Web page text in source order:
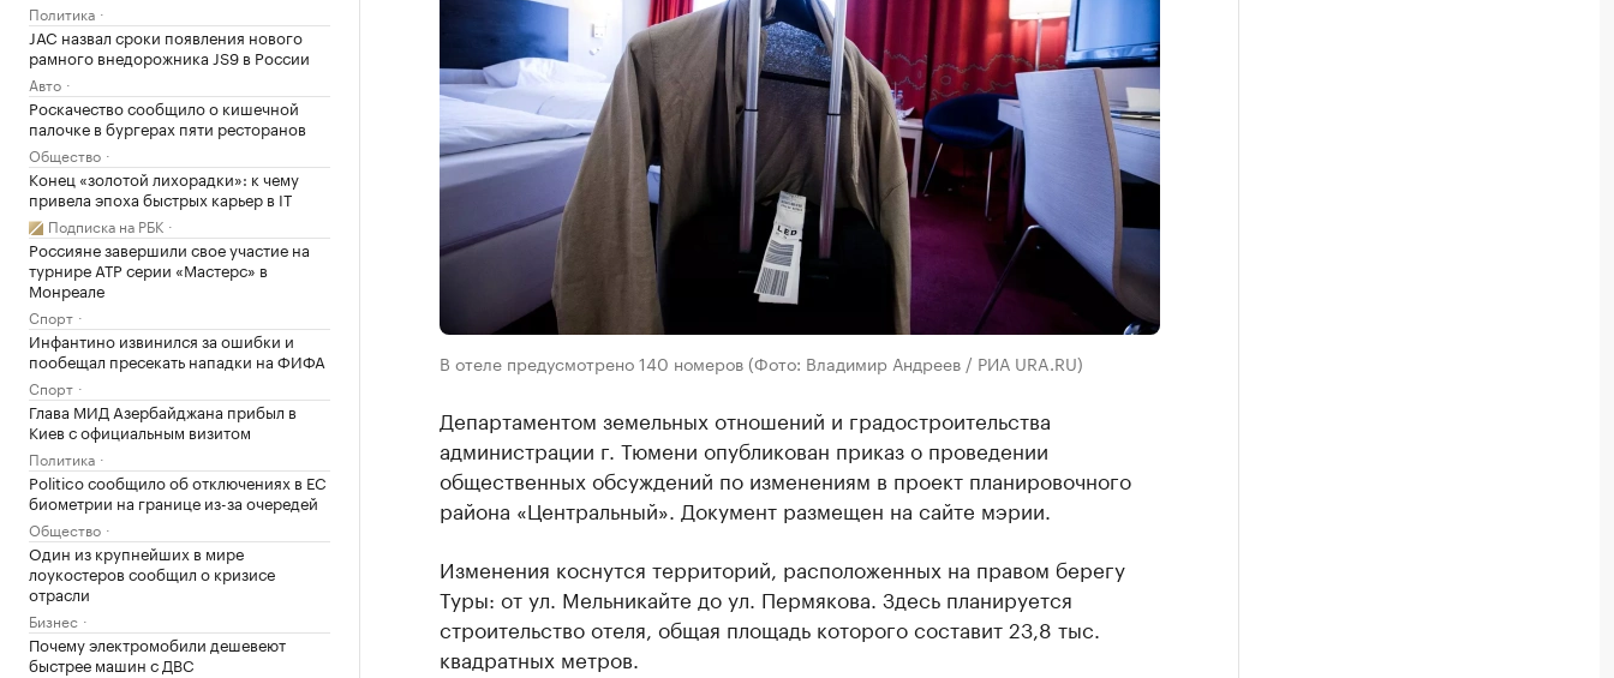
Политика
JAC назвал сроки появления нового
рамного внедорожника JS9 в России
Авто
Роскачество сообщило о кишечной
палочке в бургерах пяти ресторанов
Общество
Конец «золотой лихорадки»: к чему
привела эпоха быстрых карьер в IT
Подписка на РБК
Россияне завершили свое участие на
турнире ATP серии «Мастерс» в
Монреале
Спорт
Инфантино извинился за ошибки и
пообещал пресекать нападки на ФИФА
Спорт
Глава МИД Азербайджана прибыл в
Киев с официальным визитом
Политика
Politico сообщило об отключениях в ЕС
биометрии на границе из-за очередей
Общество
Один из крупнейших в мире
лоукостеров сообщил о кризисе
отрасли
Бизнес
Почему электромобили дешевеют
быстрее машин с ДВС
В отеле предусмотрено 140 номеров (Фото: Владимир Андреев / РИА URA.RU)
Департаментом земельных отношений и градостроительства
администрации г. Тюмени опубликован приказ о проведении
общественных обсуждений по изменениям в проект планировочного
района «Центральный». Документ размещен на сайте мэрии.
Изменения коснутся территорий, расположенных на правом берегу
Туры: от ул. Мельникайте до ул. Пермякова. Здесь планируется
строительство отеля, общая площадь которого составит 23,8 тыс.
квадратных метров.